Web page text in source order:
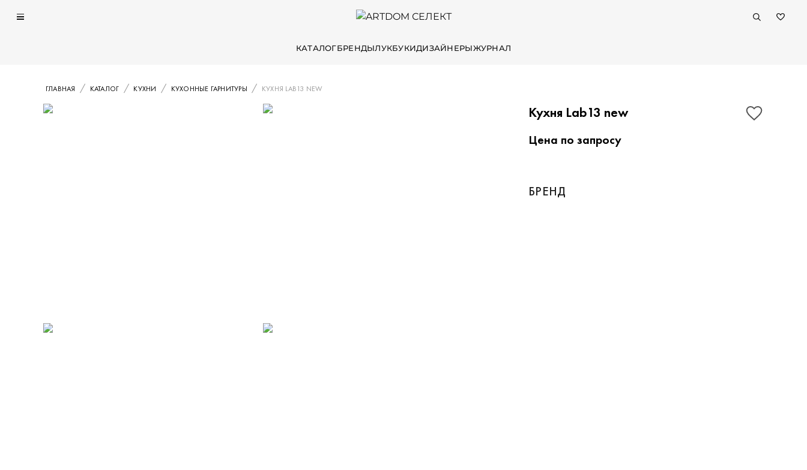
КАТАЛОГБРЕНДЫЛУКБУКИДИЗАЙНЕРЫЖУРНАЛ
ГЛАВНАЯ КАТАЛОГ КУХНИ КУХОННЫЕ ГАРНИТУРЫ КУХНЯ LAB13 NEW
Кухня Lab13 new
Цена по запросу